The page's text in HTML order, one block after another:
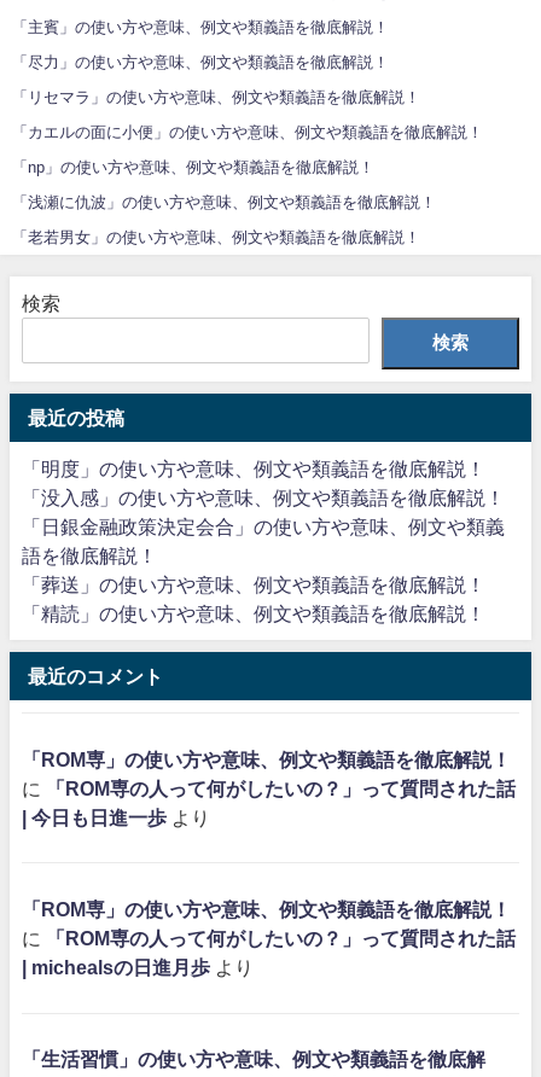
「主賓」の使い方や意味、例文や類義語を徹底解説！
「尽力」の使い方や意味、例文や類義語を徹底解説！
「リセマラ」の使い方や意味、例文や類義語を徹底解説！
「カエルの面に小便」の使い方や意味、例文や類義語を徹底解説！
「np」の使い方や意味、例文や類義語を徹底解説！
「浅瀬に仇波」の使い方や意味、例文や類義語を徹底解説！
「老若男女」の使い方や意味、例文や類義語を徹底解説！
検索
検索
最近の投稿
「明度」の使い方や意味、例文や類義語を徹底解説！
「没入感」の使い方や意味、例文や類義語を徹底解説！
「日銀金融政策決定会合」の使い方や意味、例文や類義
語を徹底解説！
「葬送」の使い方や意味、例文や類義語を徹底解説！
「精読」の使い方や意味、例文や類義語を徹底解説！
最近のコメント
「ROM専」の使い方や意味、例文や類義語を徹底解説！
に
「ROM専の人って何がしたいの？」って質問された話
| 今日も日進一歩 より
「ROM専」の使い方や意味、例文や類義語を徹底解説！
に
「ROM専の人って何がしたいの？」って質問された話
| michealsの日進月歩 より
「生活習慣」の使い方や意味、例文や類義語を徹底解